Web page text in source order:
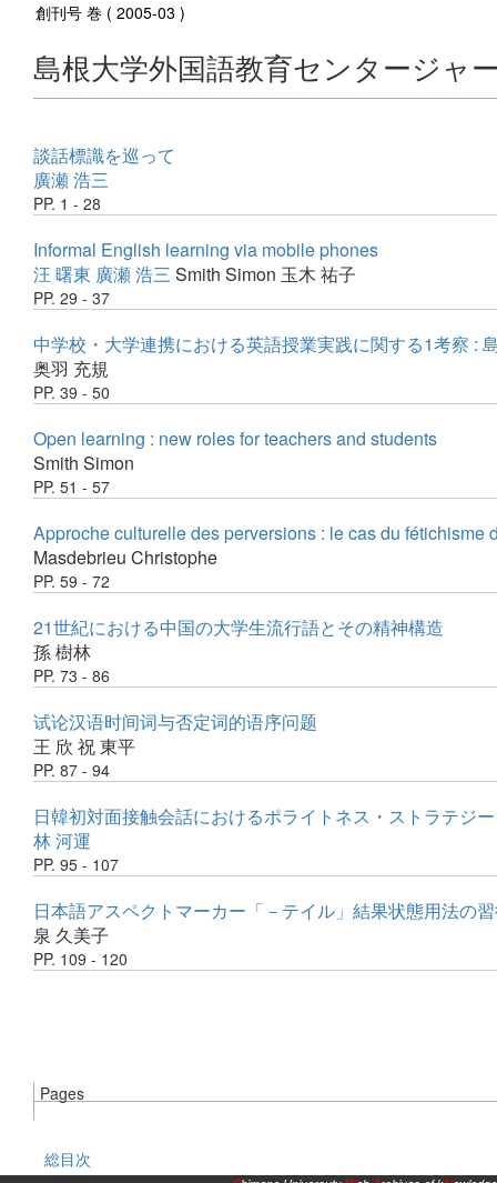
創刊号 巻 ( 2005-03 )
島根大学外国語教育センタージャ
談話標識を巡って
廣瀬 浩三
PP. 1 - 28
Informal English learning via mobile phones
汪 曙東 廣瀬 浩三 Smith Simon 玉木 祐子
PP. 29 - 37
中学校・大学連携における英語授業実践に関する1考察 :
奥羽 充規
PP. 39 - 50
Open learning : new roles for teachers and students
Smith Simon
PP. 51 - 57
Approche culturelle des perversions : le cas du fétichisme
Masdebrieu Christophe
PP. 59 - 72
21世紀における中国の大学生流行語とその精神構造
孫 樹林
PP. 73 - 86
试论汉语时间词与否定词的语序问题
王 欣 祝 東平
PP. 87 - 94
日韓初対面接触会話におけるポライトネス・ストラテジ
林 河運
PP. 95 - 107
日本語アスペクトマーカー「－テイル」結果状態用法の
泉 久美子
PP. 109 - 120
Pages
総目次